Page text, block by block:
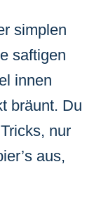
simplen
saftigen
innen
bräunt. Du
nur
aus,